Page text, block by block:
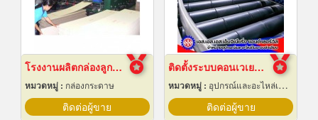
โรงงานผลิตกล่องลูกฟูก
หมวดหมู่ : กล่องกระดาษ
ติดต่อผู้ขาย
ติดตั้งระบบคอนเวเยอร์ (conveyor)
หมวดหมู่ : อุปกรณ์และอะไหล่เครื่องลำเลียงวัสดุ
ติดต่อผู้ขาย